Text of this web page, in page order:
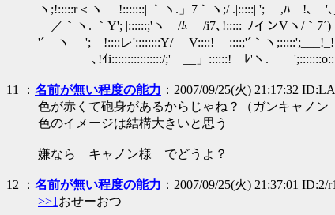
ヽ;!:::::r＜ヽ !:::::::| ｀ヽ.」7｀ヽ;/ .|:::::| '; ,ﾊ !､ '
／｀ヽ. ｀Y'; |::::::;'ヽ /ﾑ /i7､!:::::| ﾉインVヽ/｀7´)
'´ ヽ '; !::::レ'::::::::Y/ V::::! |::::;'´｀ヽ;:::::';___!_!
､!ｲi::::::::::::::::/;' __」::::::! ﾚ'ヽ.
11 ： 名前が無い程度の能力 ：2007/09/25(火) 21:17:32
色が赤くて砲身があるからじゃね？（ガンキャノン
色のイメージは結構大きいと思う
嫌なら キャノン様 でどうよ？
12 ： 名前が無い程度の能力 ：2007/09/25(火) 21:37:01 ID:2/
>>1 おせーおつ